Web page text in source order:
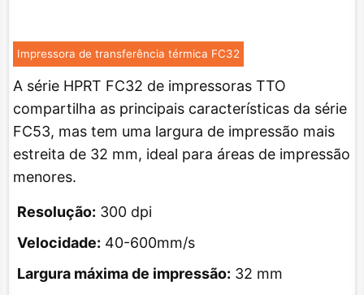
Impressora de transferência térmica FC32
A série HPRT FC32 de impressoras TTO
compartilha as principais características da série
FC53, mas tem uma largura de impressão mais
estreita de 32 mm, ideal para áreas de impressão
menores.
Resolução: 300 dpi
Velocidade: 40-600mm/s
Largura máxima de impressão: 32 mm